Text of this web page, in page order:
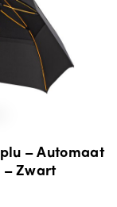
– Automaat
– Zwart